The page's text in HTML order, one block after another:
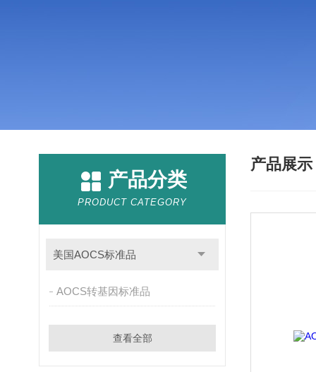
产品分类
PRODUCT CATEGORY
美国AOCS标准品
AOCS转基因标准品
查看全部
产品展示